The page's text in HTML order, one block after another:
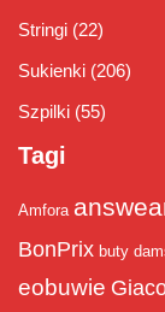
Stringi (22)
Sukienki (206)
Szpilki (55)
Tagi
Amfora
BonPrix buty
eobuwie